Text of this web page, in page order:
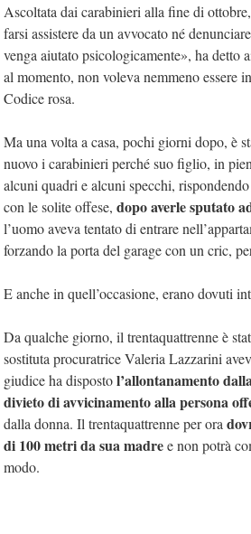
Ascoltata dai carabinieri alla fine di
farsi assistere da un avvocato né
venga aiutato psicologicamente», ha detto
al momento, non voleva nemmeno essere
Codice rosa.
Ma una volta a casa, pochi giorni dopo, è
nuovo i carabinieri perché suo figlio, in
alcuni quadri e alcuni specchi,
con le solite offese, dopo averle sputato
l’uomo aveva tentato di entrare
forzando la porta del garage con un cric,
E anche in quell’occasione, erano dovuti
Da qualche giorno, il trentaquattrenne è
sostituta procuratrice Valeria Lazzarini
giudice ha dispostol’allontanamento
divieto di avvicinamento alla persona
dalla donna. Il trentaquattrenne per ora
di 100 metri da sua madree non potrà
modo.